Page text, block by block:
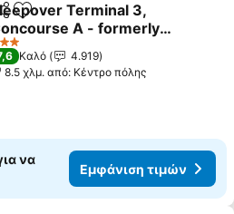
Προσθήκη στα αγαπημένα
Terminal 3,
A - formerly
'n fly
Καλό
4.919
8.5 χλμ. από: Κέντρο πόλης
να
Εμφάνιση τιμών